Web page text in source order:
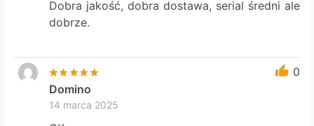
Dobra jakość, dobra dostawa, serial średni ale
dobrze.
0
Domino
14 marca 2025